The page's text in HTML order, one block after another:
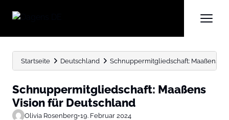
Startseite Deutschland Schnuppermitgliedschaft: Maaßens
Schnuppermitgliedschaft: Maaßens
Vision für Deutschland
Olivia Rosenberg•19. Februar 2024